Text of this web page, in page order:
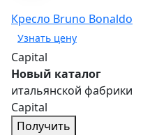
Кресло Bruno Bonaldo
Capital
Новый каталог
итальянской фабрики
Capital
Получить